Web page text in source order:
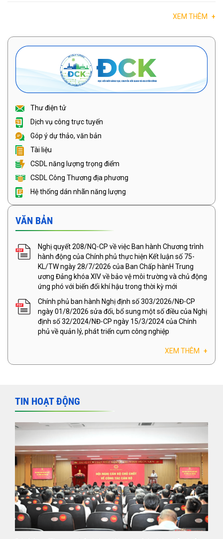
XEM THÊM +
Thư điện tử
Dịch vụ công trực tuyến
Góp ý dự thảo, văn bản
Tài liệu
CSDL năng lượng trọng điểm
CSDL Công Thương địa phương
Hệ thống dán nhãn năng lượng
VĂN BẢN
Nghị quyết 208/NQ-CP về việc Ban hành Chương trình
hành động của Chính phủ thực hiện Kết luận số 75-
KL/TW ngày 28/7/2026 của Ban Chấp hànH Trung
ương Đảng khóa XIV về bảo vệ môi trường và chủ động
ứng phó với biến đổi khí hậu trong thời kỳ mới
Chính phủ ban hành Nghị định số 303/2026/NĐ-CP
ngày 01/8/2026 sửa đổi, bổ sung một số điều của Nghị
định số 32/2024/NĐ-CP ngày 15/3/2024 của Chính
phủ về quản lý, phát triển cụm công nghiệp
XEM THÊM +
TIN HOẠT ĐỘNG